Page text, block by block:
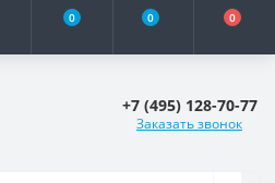
0 0 0
+7 (495) 128-70-77
Заказать звонок